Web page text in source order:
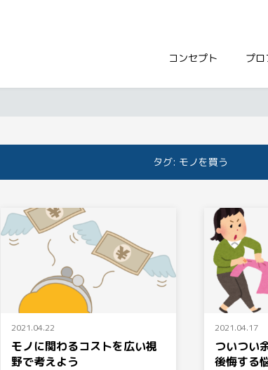
コンセプト プ
タグ: モノを買う
2021.04.22
モノに関わるコストを広い視
野で考えよう
2021.04.17
ついつい
後悔する